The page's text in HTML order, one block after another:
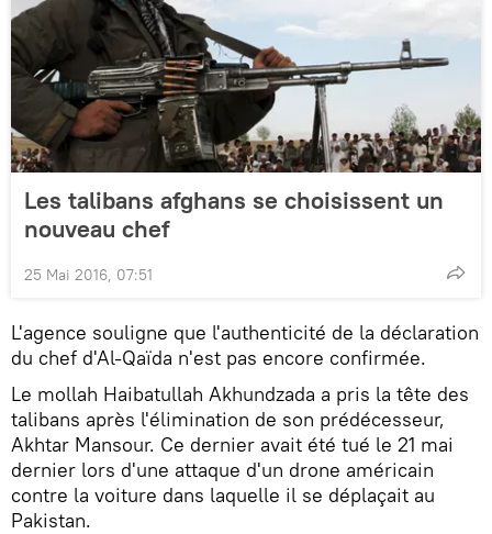
Les talibans afghans se choisissent un
nouveau chef
25 Mai 2016, 07:51
L'agence souligne que l'authenticité de la déclaration
du chef d'Al-Qaïda n'est pas encore confirmée.
Le mollah Haibatullah Akhundzada a pris la tête des
talibans après l'élimination de son prédécesseur,
Akhtar Mansour. Ce dernier avait été tué le 21 mai
dernier lors d'une attaque d'un drone américain
contre la voiture dans laquelle il se déplaçait au
Pakistan.